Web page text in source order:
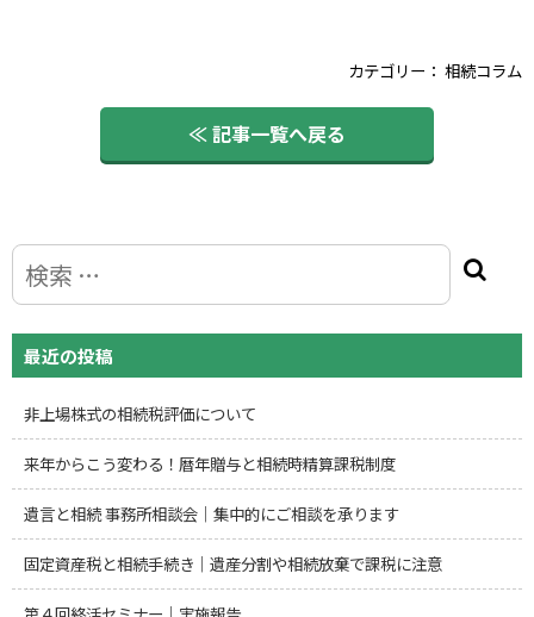
カテゴリー： 相続コラム
≪ 記事一覧へ戻る
最近の投稿
非上場株式の相続税評価について
来年からこう変わる！暦年贈与と相続時精算課税制度
遺言と相続 事務所相談会｜集中的にご相談を承ります
固定資産税と相続手続き｜遺産分割や相続放棄で課税に注意